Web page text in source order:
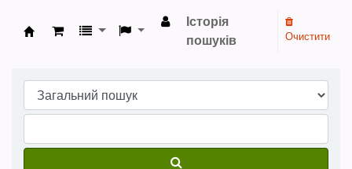
Бібліотека НТШ › Електронний каталог
Історія
пошуків
Очистити